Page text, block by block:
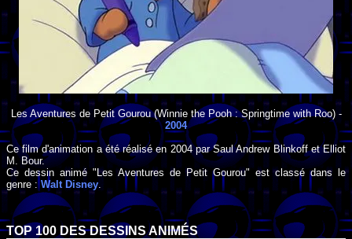
Les Aventures de Petit Gourou(Winnie the Pooh : Springtime with Roo) -
2004
Ce film d'animation a été réalisé en 2004parSaul Andrew BlinkoffetElliot
M. Bour.
Ce dessin animé "Les Aventures de Petit Gourou" est classé dans le
genre :Walt Disney
TOP 100 DESDESSINS ANIMÉS